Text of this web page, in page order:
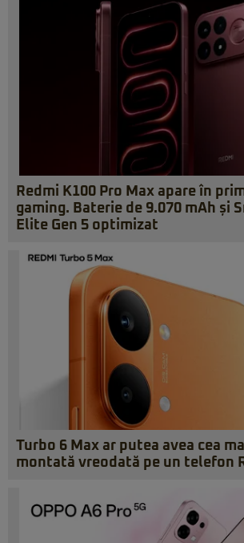
Redmi K100 Pro Max apare în
gaming. Baterie de 9.070 mAh și
Elite Gen 5 optimizat
Turbo 6 Max ar putea avea cea
montată vreodată pe un telefon